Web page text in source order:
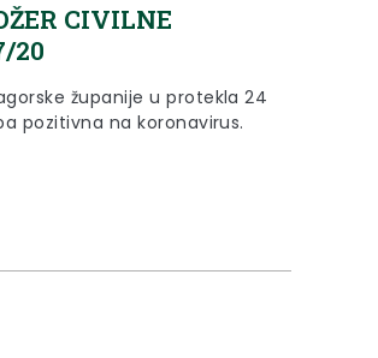
CIVILNE
20
županije u protekla 24
pozitivna na koronavirus.